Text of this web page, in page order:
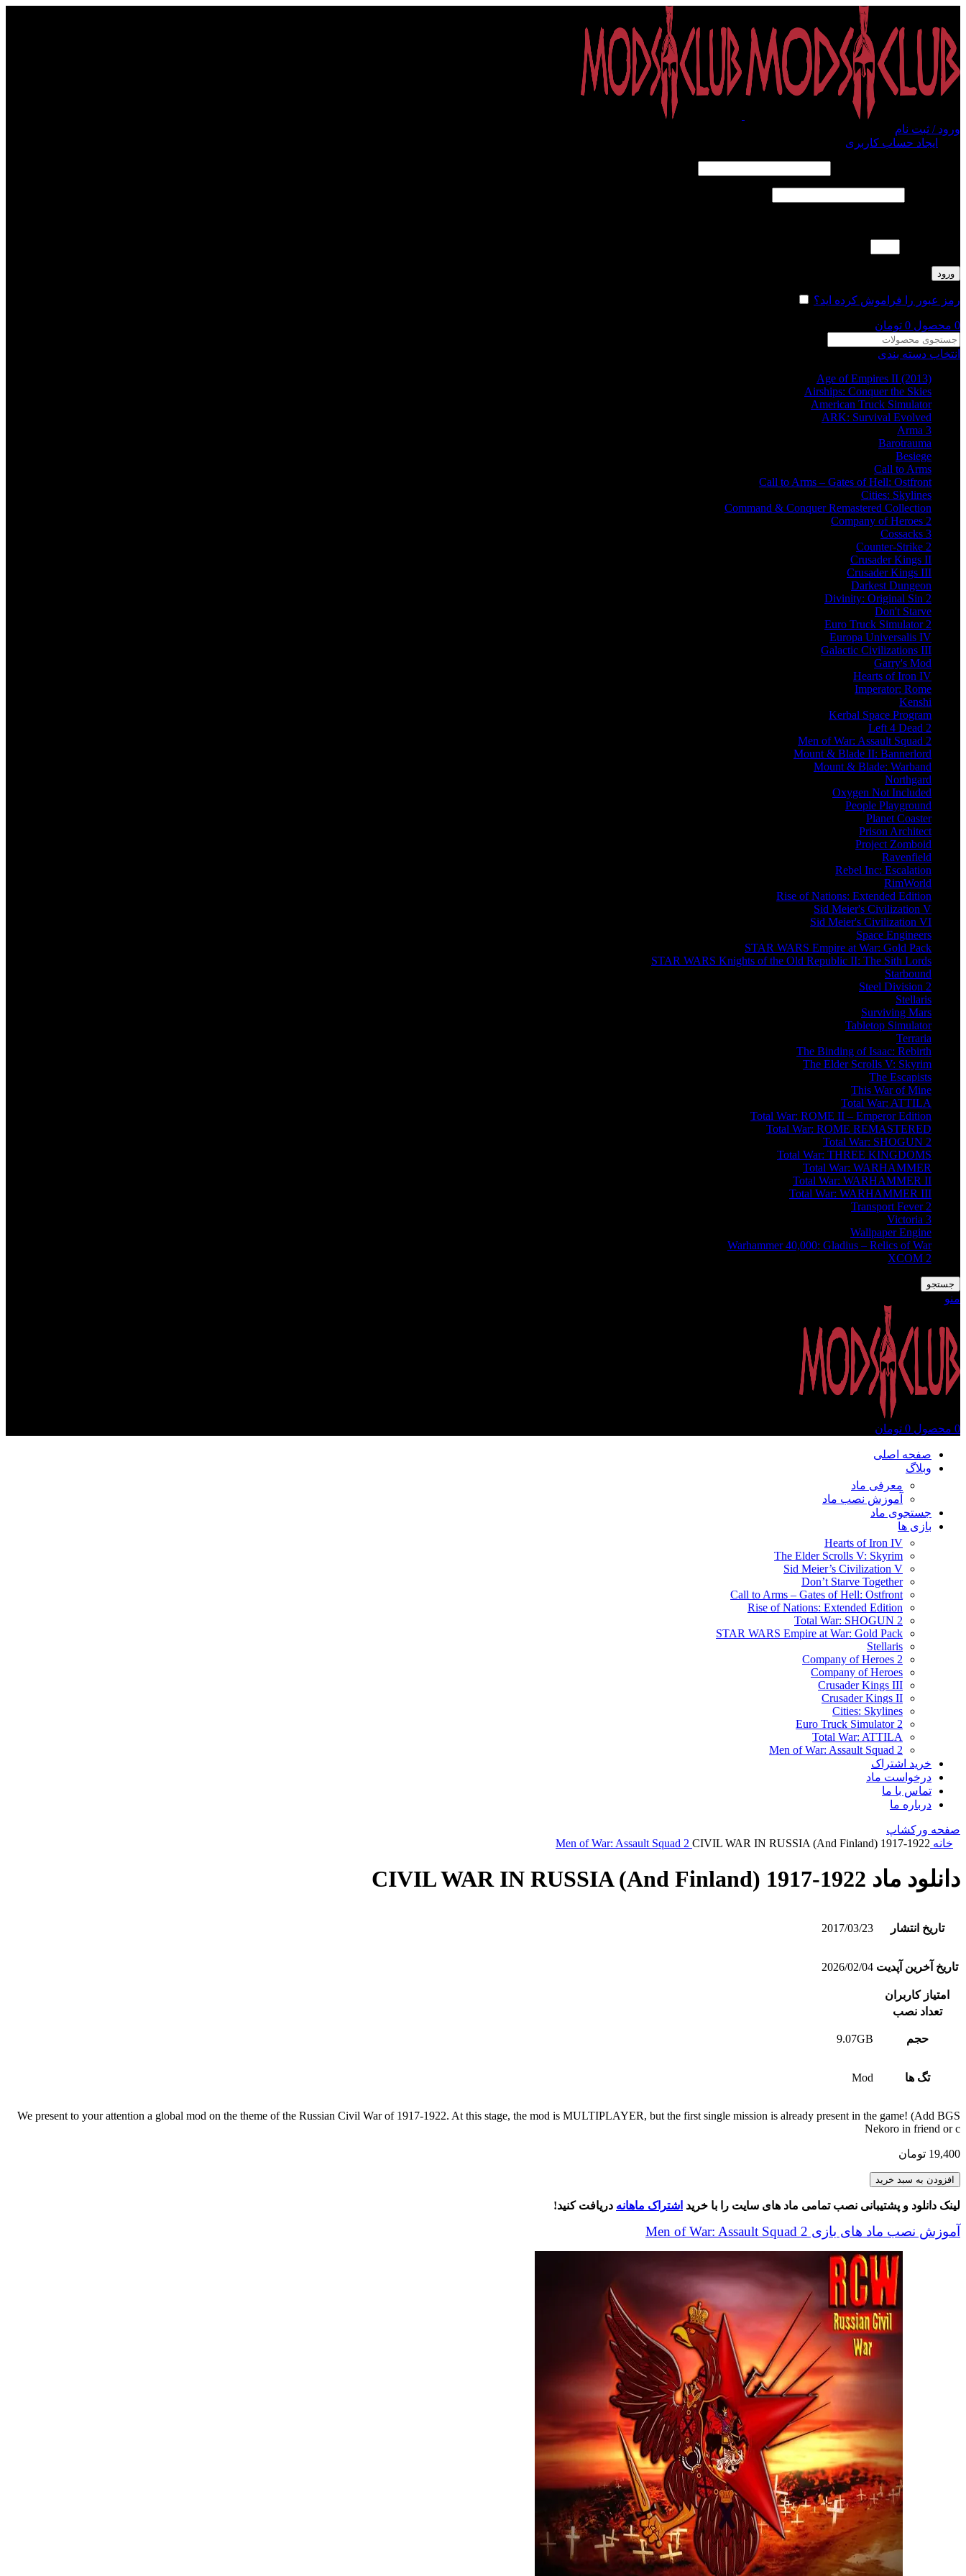
ورود / ثبت نام
ایجاد حساب کاربری
ورود
رمز عبور را فراموش کرده اید؟
0 محصول 0 تومان
انتخاب دسته بندی
Age of Empires II (2013)
Airships: Conquer the Skies
American Truck Simulator
ARK: Survival Evolved
Arma 3
Barotrauma
Besiege
Call to Arms
Call to Arms – Gates of Hell: Ostfront
Cities: Skylines
Command & Conquer Remastered Collection
Company of Heroes 2
Cossacks 3
Counter-Strike 2
Crusader Kings II
Crusader Kings III
Darkest Dungeon
Divinity: Original Sin 2
Don't Starve
Euro Truck Simulator 2
Europa Universalis IV
Galactic Civilizations III
Garry's Mod
Hearts of Iron IV
Imperator: Rome
Kenshi
Kerbal Space Program
Left 4 Dead 2
Men of War: Assault Squad 2
Mount & Blade II: Bannerlord
Mount & Blade: Warband
Northgard
Oxygen Not Included
People Playground
Planet Coaster
Prison Architect
Project Zomboid
Ravenfield
Rebel Inc: Escalation
RimWorld
Rise of Nations: Extended Edition
Sid Meier's Civilization V
Sid Meier's Civilization VI
Space Engineers
STAR WARS Empire at War: Gold Pack
STAR WARS Knights of the Old Republic II: The Sith Lords
Starbound
Steel Division 2
Stellaris
Surviving Mars
Tabletop Simulator
Terraria
The Binding of Isaac: Rebirth
The Elder Scrolls V: Skyrim
The Escapists
This War of Mine
Total War: ATTILA
Total War: ROME II – Emperor Edition
Total War: ROME REMASTERED
Total War: SHOGUN 2
Total War: THREE KINGDOMS
Total War: WARHAMMER
Total War: WARHAMMER II
Total War: WARHAMMER III
Transport Fever 2
Victoria 3
Wallpaper Engine
Warhammer 40,000: Gladius – Relics of War
XCOM 2
جستجو
منو
0 محصول 0 تومان
صفحه اصلی
وبلاگ
معرفی ماد
آموزش نصب ماد
جستجوی ماد
بازی ها
Hearts of Iron IV
The Elder Scrolls V: Skyrim
Sid Meier’s Civilization V
Don’t Starve Together
Call to Arms – Gates of Hell: Ostfront
Rise of Nations: Extended Edition
Total War: SHOGUN 2
STAR WARS Empire at War: Gold Pack
Stellaris
Company of Heroes 2
Company of Heroes
Crusader Kings III
Crusader Kings II
Cities: Skylines
Euro Truck Simulator 2
Total War: ATTILA
Men of War: Assault Squad 2
خرید اشتراک
درخواست ماد
تماس با ما
درباره ما
صفحه ورکشاپ
خانه
Men of War: Assault Squad 2 CIVIL WAR IN RUSSIA (And Finland) 1917-1922
دانلود ماد CIVIL WAR IN RUSSIA (And Finland) 1917-1922
تاریخ انتشار 2017/03/23
تاریخ آخرین آپدیت 2026/02/04
امتیاز کاربران
تعداد نصب
حجم 9.07GB
تگ ها Mod
We present to your attention a global mod on the theme of the Russian Civil War of 1917-1922. At this stage, the mod is MULTIPLAYER, but the first single mission is already present in the game! (Add BGS
Nekoro in friend or c
19,400 تومان
CIVIL
WAR
IN
(And
Finland)
افزودن به سبد خرید
لینک دانلود و پشتیبانی نصب تمامی ماد های سایت را با خرید اشتراک ماهانه دریافت کنید!
آموزش نصب ماد های بازی Men of War: Assault Squad 2